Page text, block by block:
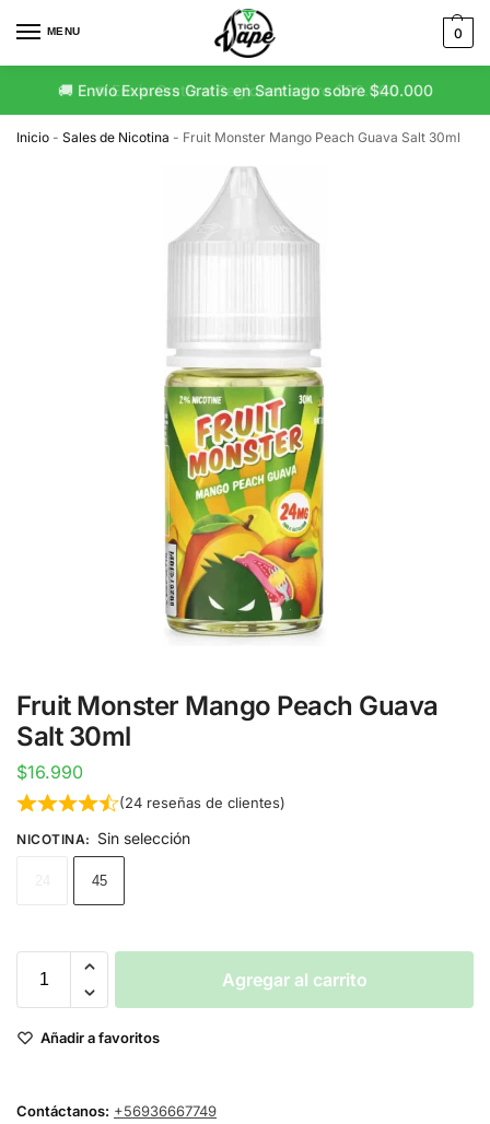
MENU 0
🚚 Envío Express Gratis en Santiago sobre $40.000
🚛 Envío Gratis a Regiones sobre $80.000
Inicio - Sales de Nicotina - Fruit Monster Mango Peach Guava Salt 30ml
Fruit Monster Mango Peach Guava
Salt 30ml
$16.990
(24reseñas de clientes)
NICOTINA: Sin selección
45
Agregar al carrito
Añadir a favoritos
Contáctanos: +56936667749